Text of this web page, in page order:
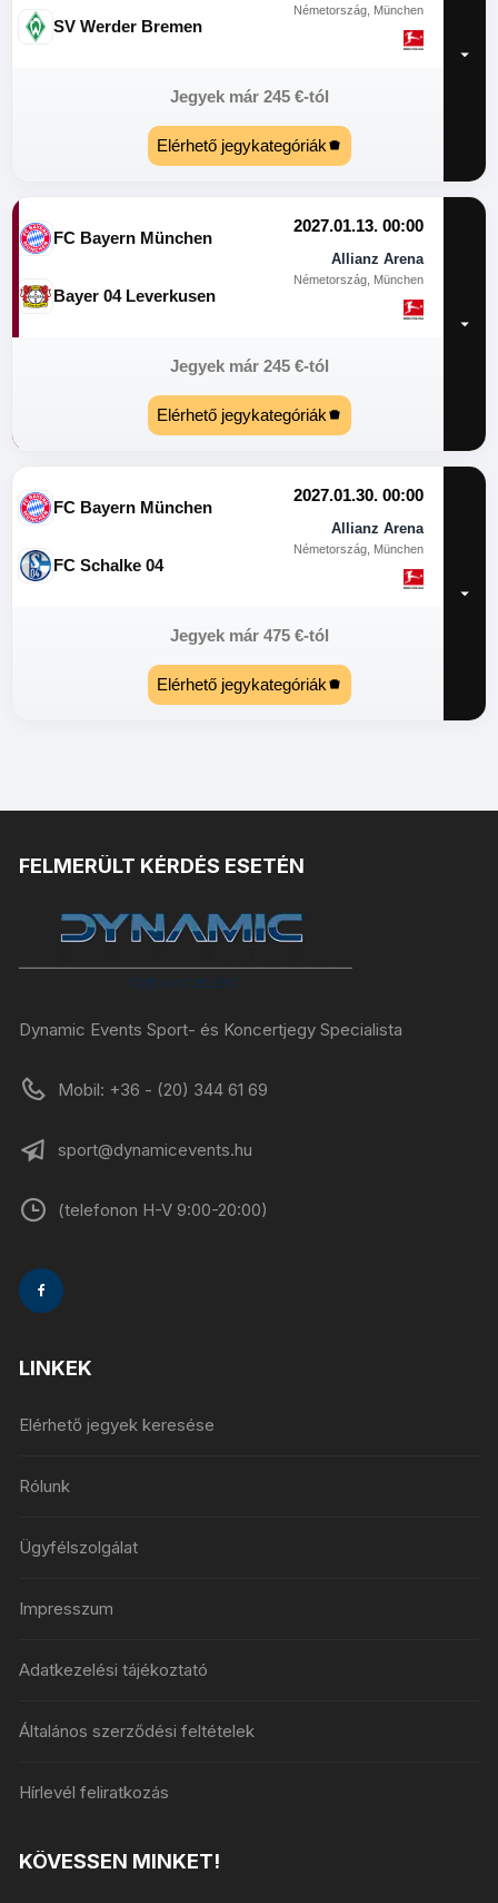
Németország, München
SV Werder Bremen
Jegyek már 245 €-tól
Elérhető jegykategóriák
FC Bayern München
2027.01.13. 00:00
Allianz Arena
Németország, München
Bayer 04 Leverkusen
Jegyek már 245 €-tól
Elérhető jegykategóriák
FC Bayern München
2027.01.30. 00:00
Allianz Arena
Németország, München
FC Schalke 04
Jegyek már 475 €-tól
Elérhető jegykategóriák
FELMERÜLT KÉRDÉS ESETÉN
Dynamic Events Sport- és Koncertjegy Specialista
Mobil: +36 - (20) 344 61 69
sport@dynamicevents.hu
(telefonon H-V 9:00-20:00)
LINKEK
Elérhető jegyek keresése
Rólunk
Ügyfélszolgálat
Impresszum
Adatkezelési tájékoztató
Általános szerződési feltételek
Hírlevél feliratkozás
KÖVESSEN MINKET!